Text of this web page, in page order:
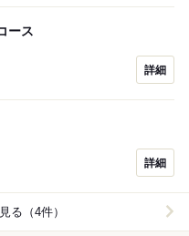
ース
詳細
詳細
る（4件）